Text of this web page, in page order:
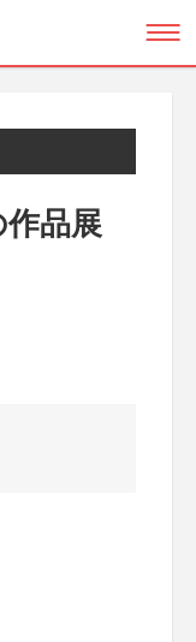
品展